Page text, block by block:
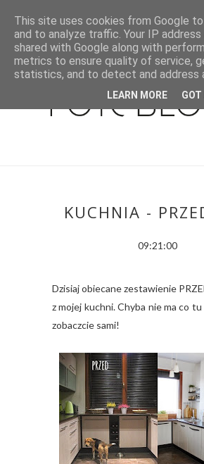
KUCHNIA -
09:21:00
Dzisiaj obiecane zestawienie
z mojej kuchni. Chyba nie ma co
zobaczcie sami!
This site uses cookies from Google
and to analyze traffic. Your IP
shared with Google along with
metrics to ensure quality of service,
statistics, and to detect and address
LEARN MORE